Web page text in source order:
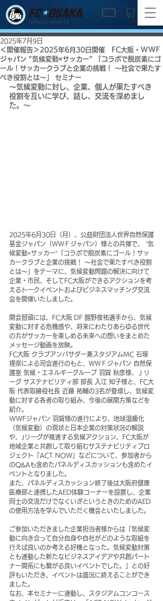
OFFICIAL WEBSITE
＜開催報告＞2025年6月30日開催 FC大阪・WWF
ジャパン ”気候変動×サッカー” 「コラボで脱炭素にゴ
ール！サッカークラブと企業の挑戦！ ～社会で果たす
べき役割とは～」 セミナー
2025年7月9日
～気候変動に対し、企業、個人が果たすべき
役割を互いに学び、話し、交流を深めまし
た。～
2025年6月30日（月）、公益財団法人世界自然保護
基金ジャパン（ＷＷＦジャパン）様との共催で、 ”気
候変動×サッカー”「コラボで脱炭素にゴール！サッ
カークラブと企業の挑戦！ ～社会で果たすべき役割
とは～」をテーマに、気候変動問題の解決に向けて
企業・市民、そしてFC大阪ができるアクションを考
えるトークイベントおよびビジネスマッチング交流
会を開催いたしました。
開会冒頭には、FC大阪 DF 舘野俊祐選手から、気候
変動に対する危機感や、将来にわたりあらゆる世代
の方がサッカーを楽しめる未来への想いをまとめた
メッセージ動画を放映。
FC大阪 クラブアンバサダー兼スタジアムMC 石塚
理奈による司会進行のもと、ＷＷＦジャパン 自然保
護室 気候・エネルギーグループ 羽賀 秋彦様、Ｊリ
ーグ サステナビリティ部 部長 入江 知子様と、FC大
阪 代表取締役社長 近藤 祐輔の3名が登壇し、気候変
動に対する各者の取り組み、今後の展開方策などを
紹介。
WWFジャパン 羽賀様の進行により、地球温暖化
（気候変動）の現状と日本企業の対策状況の解説
や、Jリーグが推進する気候アクション、FC大阪が
地域企業と共創して取り組むサステナビリティプロ
ジェクト「ACT NOW」などについて、参加者から
のQ&Aも含めたパネルディスカッションも含めたイ
ベントとなりました。
また、パネルディスカッション終了後は大阪府健康
医療部と連携したAED体験コーナーを設置し、企業
同士の交流だけでなくいざというときのためのAED
の使用方法を学んでいただく機会といたしました。
ご参加いただきました企業担当者様からは「気候変
動に向き合って自分自身や自社がどのような取組を
行えば良いのか考える好機となった。気候変動対策
とも連動した新たなビジネスアイデアや共創パート
ナー開拓にも繋がる良いイベントでした。」との好
評もいただき、イベントは盛況に終えることができ
ました。
なお、本セミナーに連動し、スタジアムコンコース